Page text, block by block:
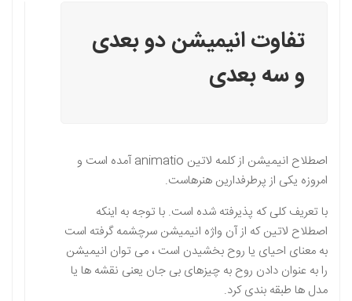
تفاوت انیمیشن دو بعدی
و سه بعدی
اصطلاح انیمیشن از کلمه لاتین animatio آمده است و
امروزه یکی از پرطرفدارین هنرهاست.
با تعریف کلی که پذیرفته شده است. با توجه به اینکه
اصطلاح لاتین که از آن واژه انیمیشن سرچشمه گرفته است
به معنای احیای یا روح بخشیدن است ، می توان انیمیشن
را به عنوان دادن روح به چیزهای بی جان یعنی نقشه ها یا
مدل ها طبقه بندی کرد.